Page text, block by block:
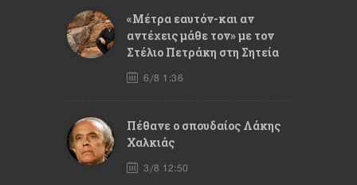
«Μέτρα εαυτόν-και αν
αντέχεις μάθε τον» με τον
Στέλιο Πετράκη στη Σητεία
6/8 1:36
Πέθανε ο σπουδαίος Λάκης
Χαλκιάς
3/8 12:50